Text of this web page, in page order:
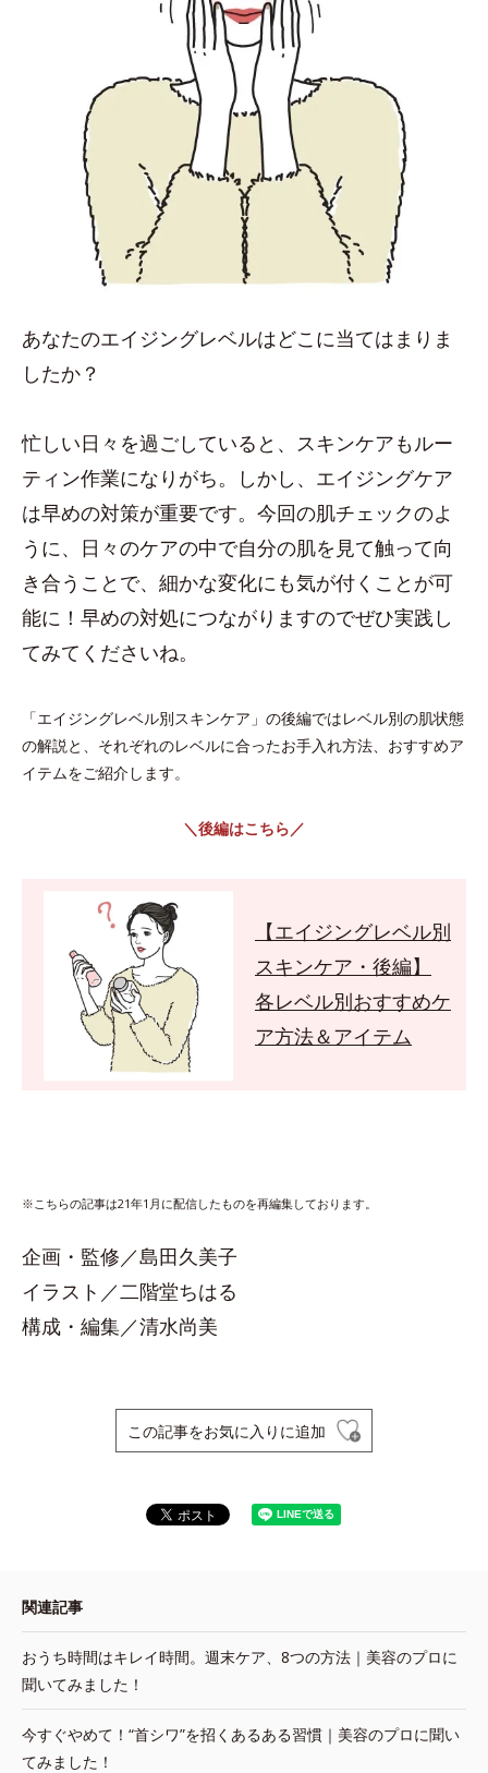
あなたのエイジングレベルはどこに当てはまりま
したか？
忙しい日々を過ごしていると、スキンケアもルー
ティン作業になりがち。しかし、エイジングケア
は早めの対策が重要です。今回の肌チェックのよ
うに、日々のケアの中で自分の肌を見て触って向
き合うことで、細かな変化にも気が付くことが可
能に！早めの対処につながりますのでぜひ実践し
てみてくださいね。
「エイジングレベル別スキンケア」の後編ではレベル別の肌状態
の解説と、それぞれのレベルに合ったお手入れ方法、おすすめア
イテムをご紹介します。
＼後編はこちら／
【エイジングレベル別
スキンケア・後編】
各レベル別おすすめケ
ア方法＆アイテム
※こちらの記事は21年1月に配信したものを再編集しております。
企画・監修／島田久美子
イラスト／二階堂ちはる
構成・編集／清水尚美
この記事をお気に入りに追加
関連記事
おうち時間はキレイ時間。週末ケア、8つの方法｜美容のプロに
聞いてみました！
今すぐやめて！“首シワ”を招くあるある習慣｜美容のプロに聞い
てみました！